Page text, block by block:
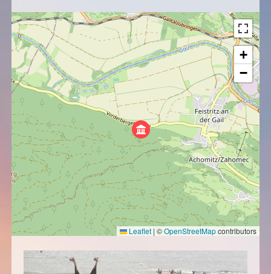
+
−
Leaflet | ©OpenStreetMapcontributors